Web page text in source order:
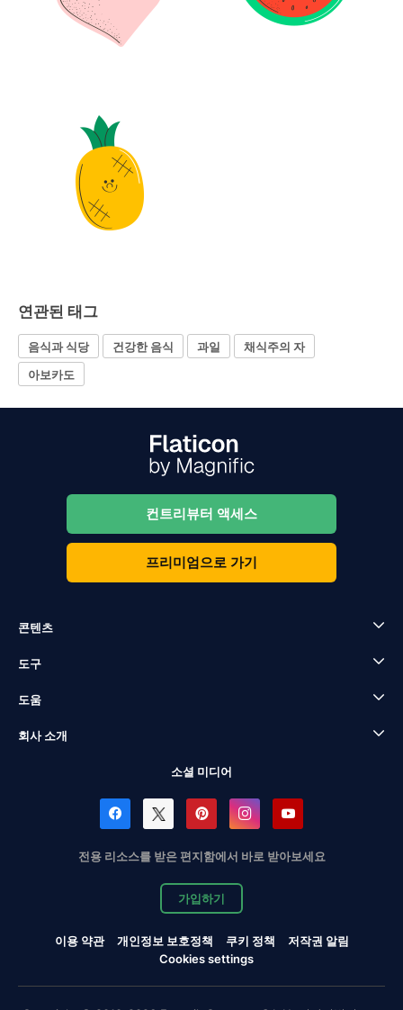
연관된 태그
음식과 식당 건강한 음식 과일
채식주의 자
아보카도
컨트리뷰터 액세스
프리미엄으로 가기
콘텐츠
도구
도움
회사 소개
소셜 미디어
전용 리소스를 받은 편지함에서 바로 받아보세요
가입하기
이용 약관 개인정보 보호정책 쿠키 정책
저작권 알림
Cookies settings